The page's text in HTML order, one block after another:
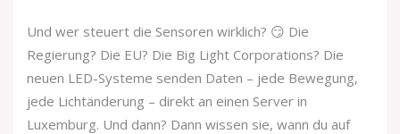
Und wer steuert die Sensoren wirklich? 😏 Die
Regierung? Die EU? Die Big Light Corporations? Die
neuen LED-Systeme senden Daten – jede Bewegung,
jede Lichtänderung – direkt an einen Server in
Luxemburg. Und dann? Dann wissen sie, wann du auf